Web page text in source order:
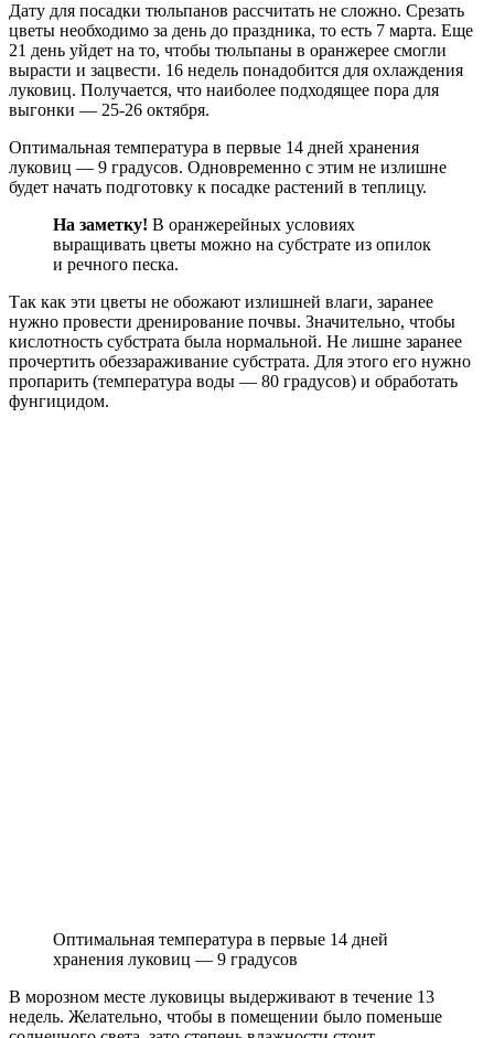
Дату для посадки тюльпанов рассчитать не сложно. Срезать
цветы необходимо за день до праздника, то есть 7 марта. Еще
21 день уйдет на то, чтобы тюльпаны в оранжерее смогли
вырасти и зацвести. 16 недель понадобится для охлаждения
луковиц. Получается, что наиболее подходящее пора для
выгонки — 25-26 октября.
Оптимальная температура в первые 14 дней хранения
луковиц — 9 градусов. Одновременно с этим не излишне
будет начать подготовку к посадке растений в теплицу.
На заметку! В оранжерейных условиях
выращивать цветы можно на субстрате из опилок
и речного песка.
Так как эти цветы не обожают излишней влаги, заранее
нужно провести дренирование почвы. Значительно, чтобы
кислотность субстрата была нормальной. Не лишне заранее
прочертить обеззараживание субстрата. Для этого его нужно
пропарить (температура воды — 80 градусов) и обработать
фунгицидом.
Оптимальная температура в первые 14 дней
хранения луковиц — 9 градусов
В морозном месте луковицы выдерживают в течение 13
недель. Желательно, чтобы в помещении было поменьше